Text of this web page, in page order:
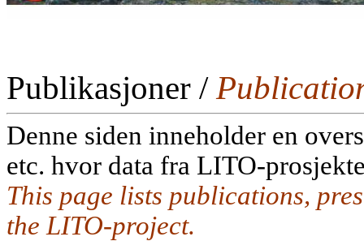
Publikasjoner /
Denne siden inneholder en
etc. hvor data fra LITO-
This page lists publications,
the LITO-project.